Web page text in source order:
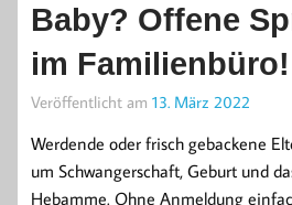
Baby? Offene
im Familienbüro!
Veröffentlicht am 13. März 2022
Werdende oder frisch gebackene
um Schwangerschaft, Geburt und
Hebamme. Ohne Anmeldung